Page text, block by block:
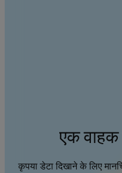
एक
कृपया डेटा दिखाने के लिए